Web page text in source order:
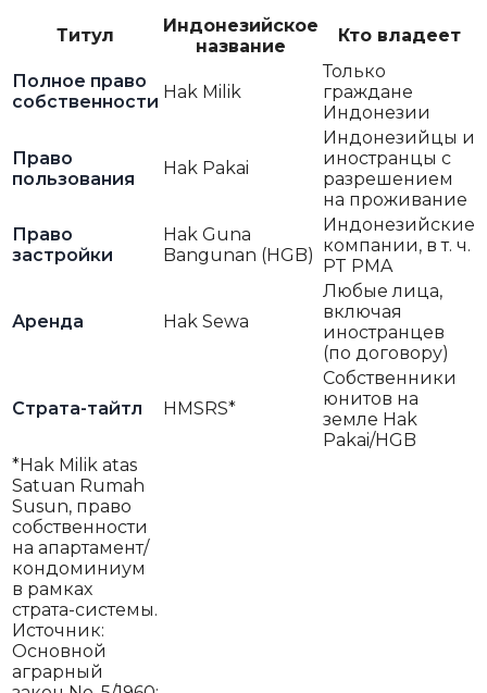
Титул
Индонезийское
название
Кто владеет
Полное право
собственности Hak Milik
Только
граждане
Индонезии
Право
пользования
Hak Pakai
Индонезийцы и
иностранцы с
разрешением
на проживание
Право
застройки
Hak Guna
Bangunan (HGB)
Индонезийские
компании, в т. ч.
PT PMA
Аренда Hak Sewa
Любые лица,
включая
иностранцев
(по договору)
Страта-тайтл HMSRS*
Собственники
юнитов на
земле Hak
Pakai/HGB
*Hak Milik atas
Satuan Rumah
Susun, право
собственности
на апартамент/
кондоминиум
в рамках
страта-системы.
Источник:
Основной
аграрный